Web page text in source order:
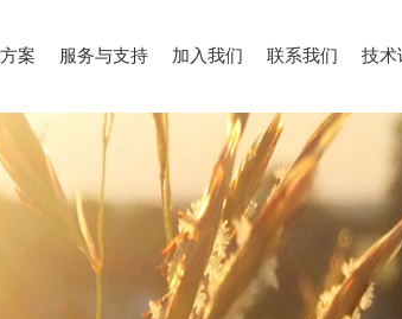
案 服务与支持 加入我们 联系我们 技术